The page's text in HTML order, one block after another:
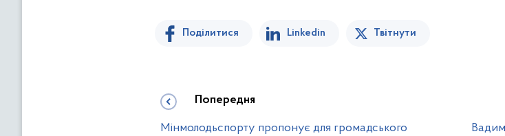
Поділитися Linkedin Твітнути
Попередня
Мінмолодьспорту пропонує для громадського